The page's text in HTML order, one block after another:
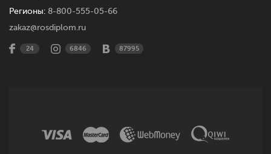
Регионы: 8-800-555-05-66
zakaz@rosdiplom.ru
24 6846 87995